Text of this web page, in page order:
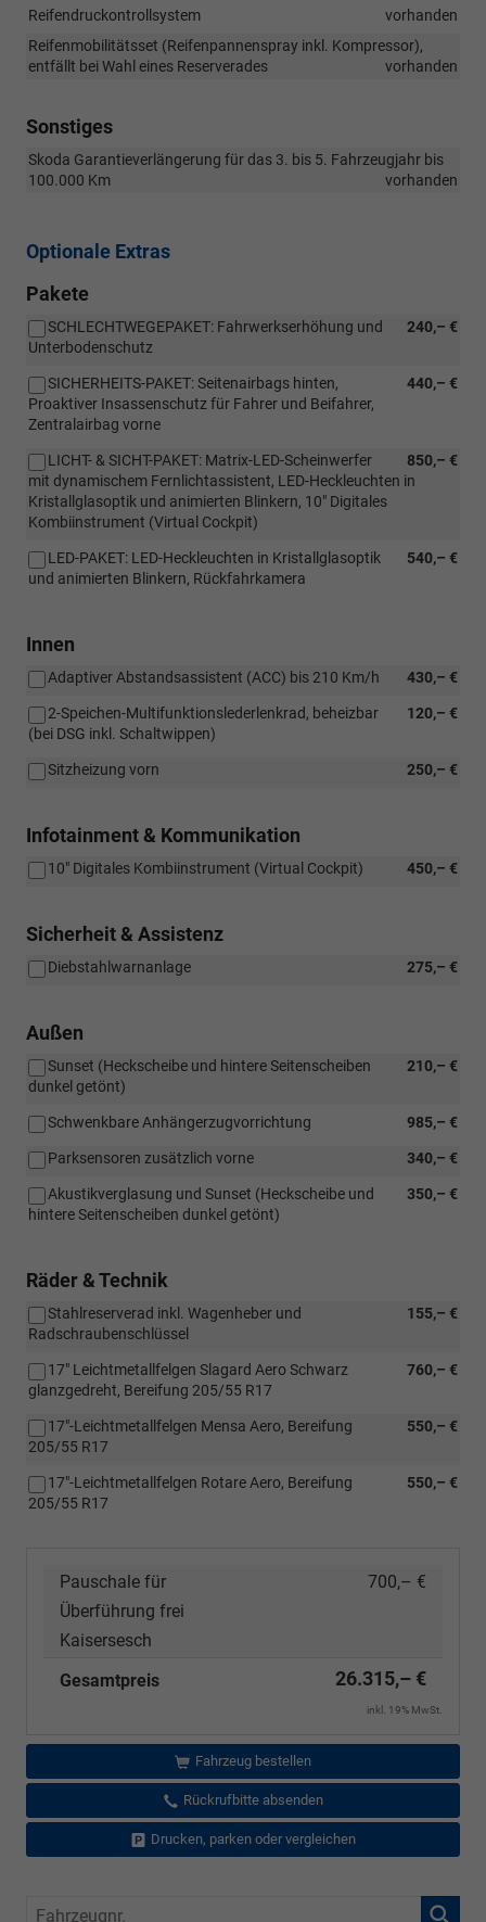
Reifendruckontrollsystem
vorhanden
Reifenmobilitätsset (Reifenpannenspray inkl. Kompressor),
entfällt bei Wahl eines Reserverades
vorhanden
Sonstiges
Skoda Garantieverlängerung für das 3. bis 5. Fahrzeugjahr bis
100.000 Km
vorhanden
Optionale Extras
Pakete
240,– €
SCHLECHTWEGEPAKET: Fahrwerkserhöhung und
Unterbodenschutz
440,– €
SICHERHEITS-PAKET: Seitenairbags hinten,
Proaktiver Insassenschutz für Fahrer und Beifahrer,
Zentralairbag vorne
850,– €
LICHT- & SICHT-PAKET: Matrix-LED-Scheinwerfer
mit dynamischem Fernlichtassistent, LED-Heckleuchten in
Kristallglasoptik und animierten Blinkern, 10" Digitales
Kombiinstrument (Virtual Cockpit)
540,– €
LED-PAKET: LED-Heckleuchten in Kristallglasoptik
und animierten Blinkern, Rückfahrkamera
Innen
430,– €
Adaptiver Abstandsassistent (ACC) bis 210 Km/h
120,– €
2-Speichen-Multifunktionslederlenkrad, beheizbar
(bei DSG inkl. Schaltwippen)
250,– €
Sitzheizung vorn
Infotainment & Kommunikation
450,– €
10" Digitales Kombiinstrument (Virtual Cockpit)
Sicherheit & Assistenz
275,– €
Diebstahlwarnanlage
Außen
210,– €
Sunset (Heckscheibe und hintere Seitenscheiben
dunkel getönt)
985,– €
Schwenkbare Anhängerzugvorrichtung
340,– €
Parksensoren zusätzlich vorne
350,– €
Akustikverglasung und Sunset (Heckscheibe und
hintere Seitenscheiben dunkel getönt)
Räder & Technik
155,– €
Stahlreserverad inkl. Wagenheber und
Radschraubenschlüssel
760,– €
17" Leichtmetallfelgen Slagard Aero Schwarz
glanzgedreht, Bereifung 205/55 R17
550,– €
17"-Leichtmetallfelgen Mensa Aero, Bereifung
205/55 R17
550,– €
17"-Leichtmetallfelgen Rotare Aero, Bereifung
205/55 R17
Pauschale für
Überführung frei
Kaisersesch
700,– €
Gesamtpreis 26.315,– €
inkl. 19% MwSt.
Fahrzeug bestellen
Rückrufbitte absenden
Drucken, parken oder vergleichen
Fahrzeugnr.